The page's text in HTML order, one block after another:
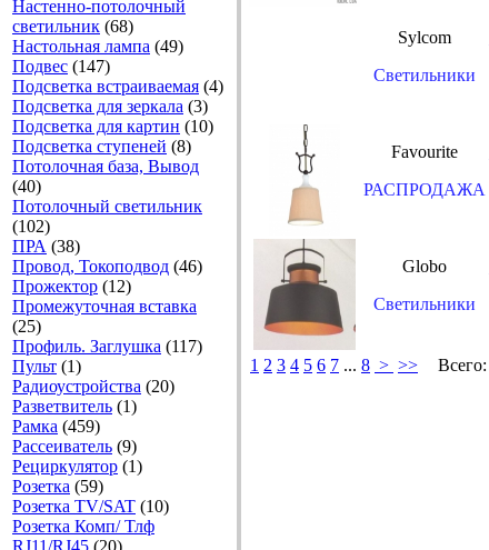
Настенно-потолочный
светильник (68)
Настольная лампа (49)
Подвес (147)
Подсветка встраиваемая (4)
Подсветка для зеркала (3)
Подсветка для картин (10)
Подсветка ступеней (8)
Потолочная база, Вывод
(40)
Потолочный светильник
(102)
ПРА (38)
Провод, Токоподвод (46)
Прожектор (12)
Промежуточная вставка
(25)
Профиль. Заглушка (117)
Пульт (1)
Радиоустройства (20)
Разветвитель (1)
Рамка (459)
Рассеиватель (9)
Рециркулятор (1)
Розетка (59)
Розетка TV/SAT (10)
Розетка Комп/ Тлф
RJ11/RJ45 (20)
Sylcom
Светильники
Favourite
РАСПРОДАЖА
Globo
Светильники
1 2 3 4 5 6 7 ... 8 > >> Всего: